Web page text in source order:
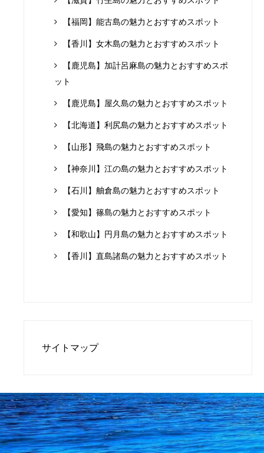
【福岡】能古島の魅力とおすすめスポット
【香川】女木島の魅力とおすすめスポット
【鹿児島】加計呂麻島の魅力とおすすめスポ
ット
【鹿児島】屋久島の魅力とおすすめスポット
【北海道】利尻島の魅力とおすすめスポット
【山形】飛島の魅力とおすすめスポット
【神奈川】江の島の魅力とおすすめスポット
【石川】舳倉島の魅力とおすすめスポット
【愛知】篠島の魅力とおすすめスポット
【和歌山】円月島の魅力とおすすめスポット
【香川】直島諸島の魅力とおすすめスポット
サイトマップ